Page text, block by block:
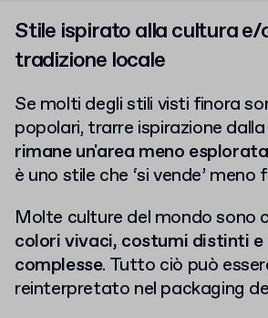
Stile ispirato alla cultura e/
tradizione locale
Se molti degli stili visti finora
popolari, trarre ispirazione
rimane un'area meno esplorata
è uno stile che ‘si vende’ meno
Molte culture del mondo sono
colori vivaci, costumi distinti
complesse. Tutto ciò può
reinterpretato nel packaging